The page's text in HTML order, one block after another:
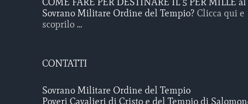
Sovrano Militare Ordine del Tempio? Clicca qui e
scoprilo ...
CONTATTI
Sovrano Militare Ordine del Tempio
Poveri Cavalieri di Cristo e del Tempio di